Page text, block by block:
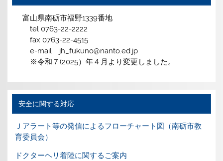
富山県南砺市福野1339番地
tel 0763-22-2222
fax 0763-22-4515
e-mail jh_fukuno@nanto.ed.jp
※令和７(2025）年４月より変更しました。
安全に関する対応
Ｊアラート等の発信によるフローチャート図（南砺市教
育委員会）
ドクターヘリ着陸に関するご案内